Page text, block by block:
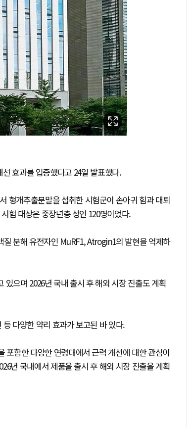
효과를 입증했다고 24일 발표했다.
형개추출분말을 섭취한 시험군이 손아귀 힘과 대퇴
험 대상은 중장년층 성인 120명이었다.
분해 유전자인 MuRF1, Atrogin1의 발현을 억제하
으며 2026년 국내 출시 후 해외 시장 진출도 계획
다양한 약리 효과가 보고된 바 있다.
포함한 다양한 연령대에서 근력 개선에 대한 관심이
년 국내에서 제품을 출시 후 해외 시장 진출을 계획